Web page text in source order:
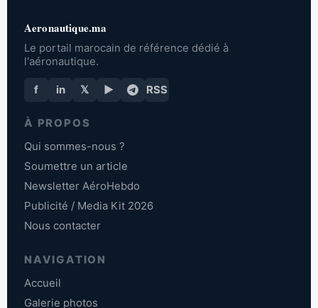
Aeronautique.ma
Le portail marocain de référence dédié à
l'aéronautique.
f in 𝕏 ▶ RSS
À PROPOS
Qui sommes-nous ?
Soumettre un article
Newsletter AéroHebdo
Publicité / Media Kit 2026
Nous contacter
NAVIGATION
Accueil
Galerie photos